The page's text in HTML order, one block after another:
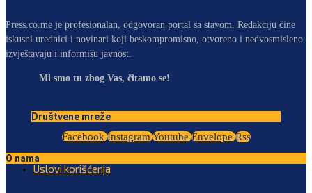
Press.co.me je profesionalan, odgovoran portal sa stavom. Redakciju čine
iskusni urednici i novinari koji beskompromisno, otvoreno i nedvosmisleno
izvještavaju i informišu javnost.
Mi smo tu zbog Vas, čitamo se!
Društvene mreže
Facebook Instagram Youtube Envelope Rss
O nama
Uslovi korišćenja